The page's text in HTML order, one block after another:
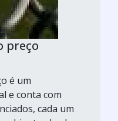
preço
é um
e conta com
cada um